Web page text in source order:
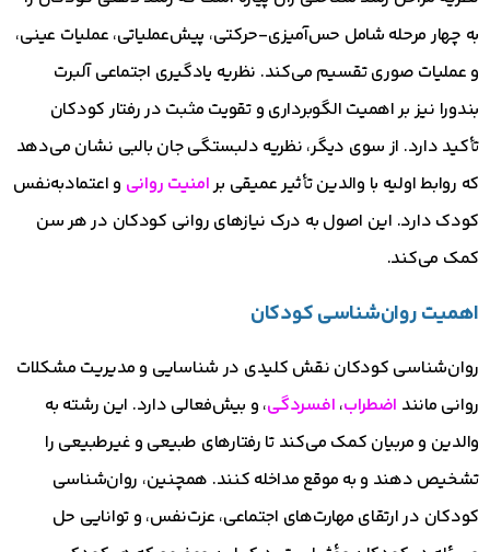
به چهار مرحله شامل حس‌آمیزی-حرکتی، پیش‌عملیاتی، عملیات عینی،
و عملیات صوری تقسیم می‌کند. نظریه یادگیری اجتماعی آلبرت
بندورا نیز بر اهمیت الگوبرداری و تقویت مثبت در رفتار کودکان
تأکید دارد. از سوی دیگر، نظریه دلبستگی جان بالبی نشان می‌دهد
که روابط اولیه با والدین تأثیر عمیقی برامنیت روانی و اعتمادبه‌نفس
کودک دارد. این اصول به درک نیازهای روانی کودکان در هر سن
کمک می‌کند.
اهمیت روان‌شناسی کودکان
روان‌شناسی کودکان نقش کلیدی در شناسایی و مدیریت مشکلات
روانی مانند اضطراب، افسردگی، و بیش‌فعالی دارد. این رشته به
والدین و مربیان کمک می‌کند تا رفتارهای طبیعی و غیرطبیعی را
تشخیص دهند و به موقع مداخله کنند. همچنین، روان‌شناسی
کودکان در ارتقای مهارت‌های اجتماعی، عزت‌نفس، و توانایی حل